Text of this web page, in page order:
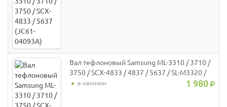
Вал тефлоновый Samsung ML-3310 / 3710 /
3750 / SCX-4833 / 4837 / 5637 / SL-M3320 /
3820 / 3870 / 4020 / 4070 (JC66-02846A)
в наличии 1 980